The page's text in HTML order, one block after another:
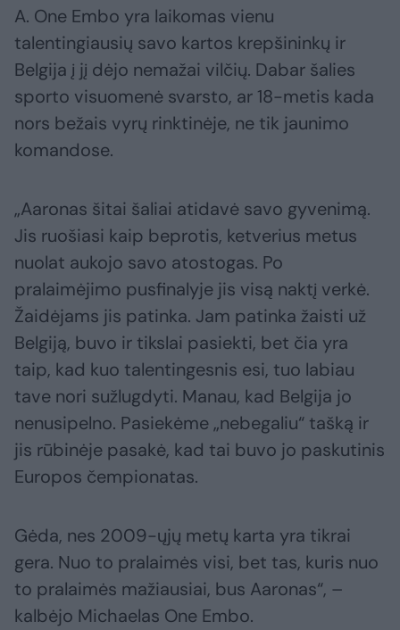
A. One Embo yra laikomas vienu
talentingiausių savo kartos krepšininkų ir
Belgija į jį dėjo nemažai vilčių. Dabar šalies
sporto visuomenė svarsto, ar 18-metis kada
nors bežais vyrų rinktinėje, ne tik jaunimo
komandose.
„Aaronas šitai šaliai atidavė savo gyvenimą.
Jis ruošiasi kaip beprotis, ketverius metus
nuolat aukojo savo atostogas. Po
pralaimėjimo pusfinalyje jis visą naktį verkė.
Žaidėjams jis patinka. Jam patinka žaisti už
Belgiją, buvo ir tikslai pasiekti, bet čia yra
taip, kad kuo talentingesnis esi, tuo labiau
tave nori sužlugdyti. Manau, kad Belgija jo
nenusipelno. Pasiekėme „nebegaliu“ tašką ir
jis rūbinėje pasakė, kad tai buvo jo paskutinis
Europos čempionatas.
Gėda, nes 2009-ųjų metų karta yra tikrai
gera. Nuo to pralaimės visi, bet tas, kuris nuo
to pralaimės mažiausiai, bus Aaronas“, –
kalbėjo Michaelas One Embo.